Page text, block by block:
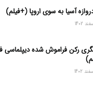
آسیا به سوی اروپا (+فیلم)
رکن فراموش شده دیپلماسی